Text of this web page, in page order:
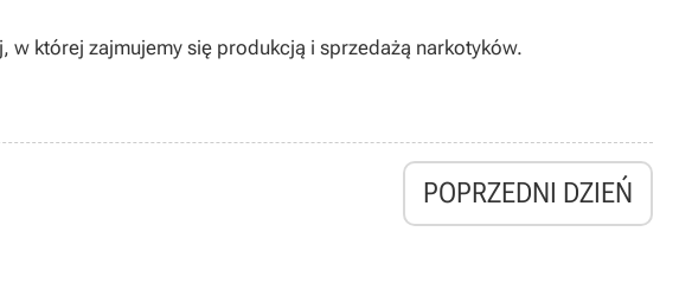
w której zajmujemy się produkcją i sprzedażą narkotyków.
POPRZEDNI DZIEŃ